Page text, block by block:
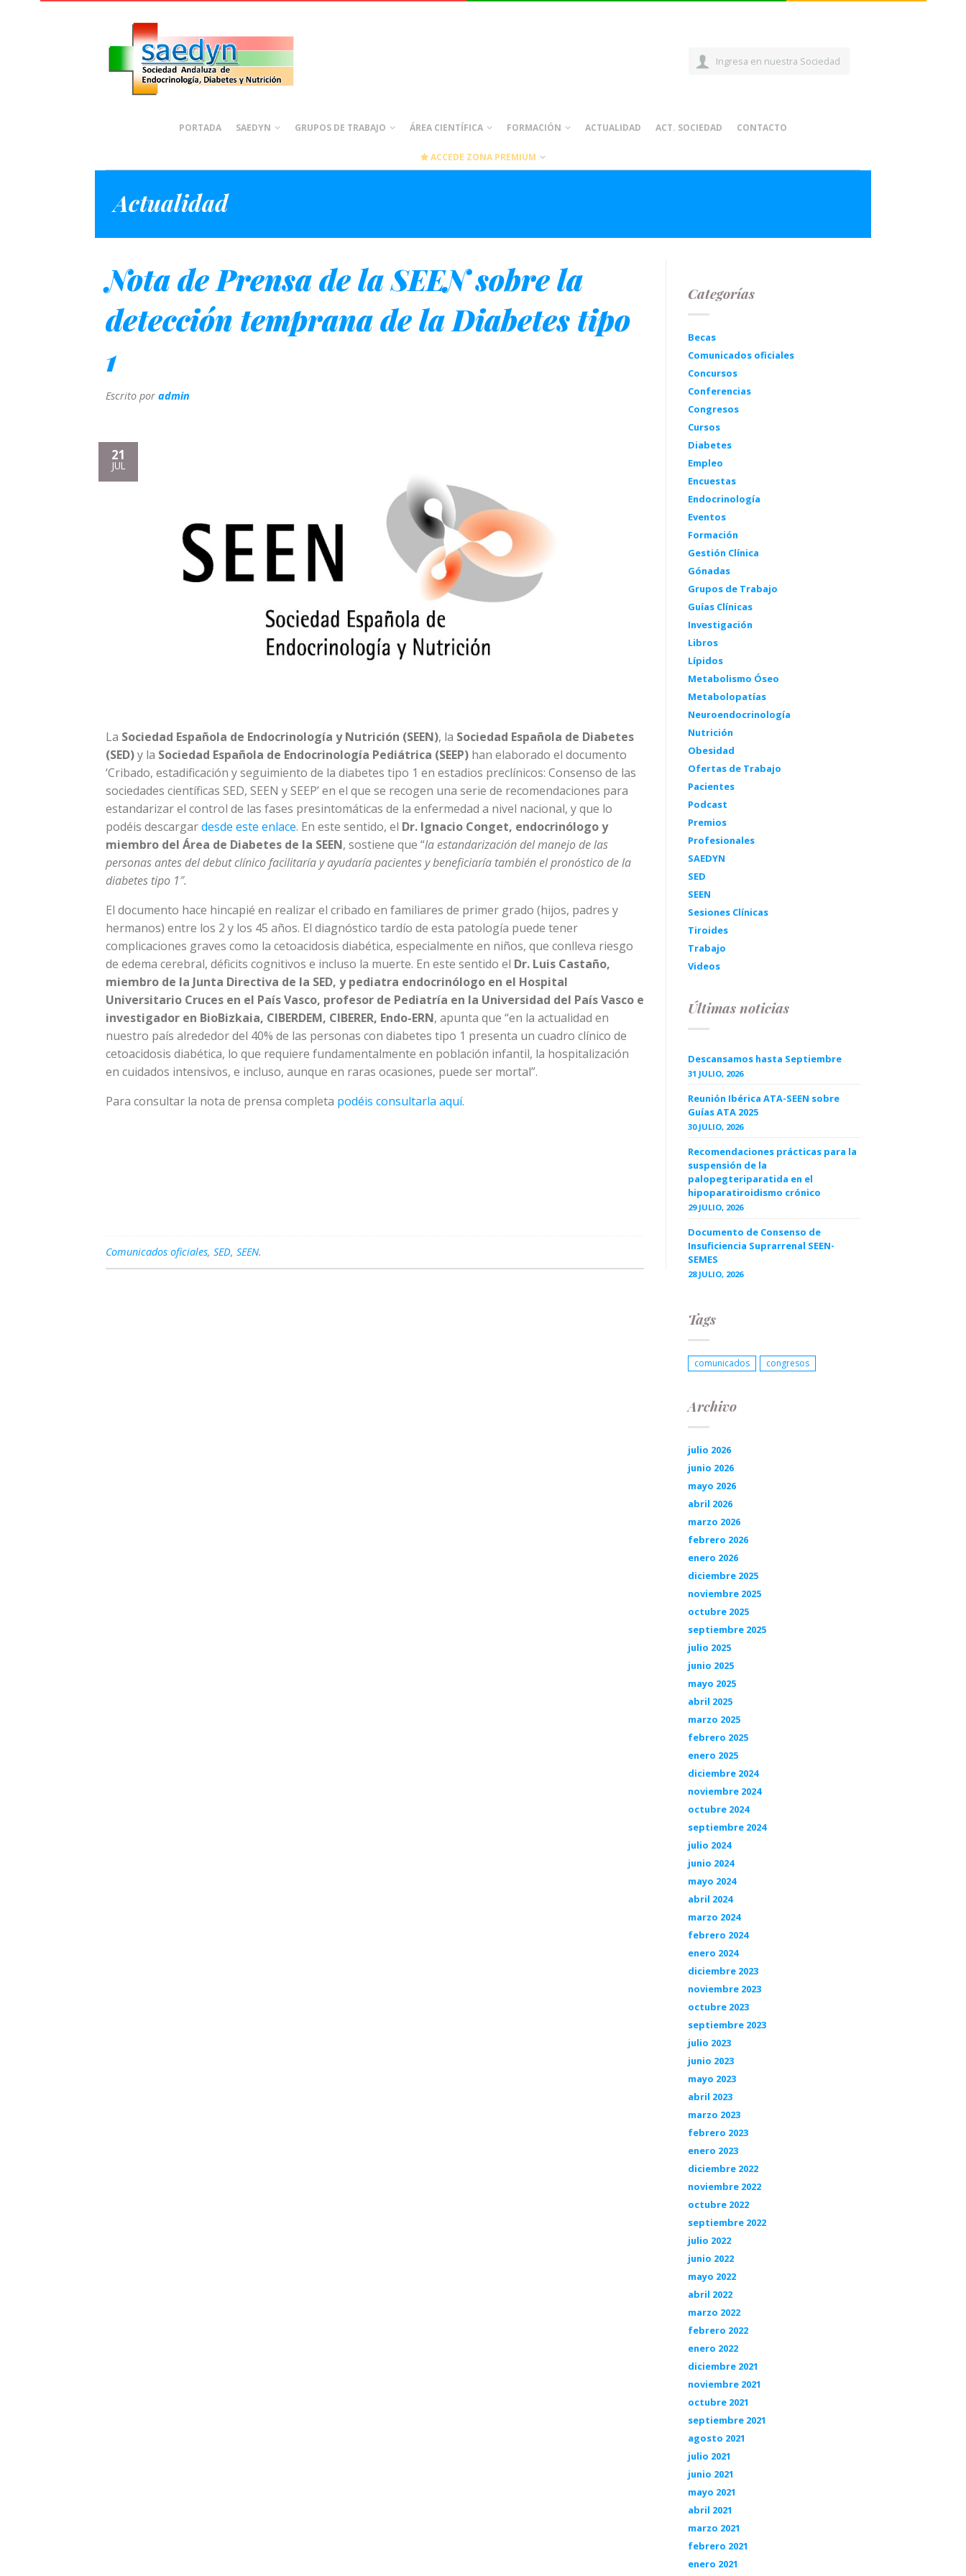
Ingresa en nuestra Sociedad
PORTADA SAEDYN GRUPOS DE TRABAJO ÁREA CIENTÍFICA FORMACIÓN ACTUALIDAD ACT. SOCIEDAD CONTACTO
ACCEDE ZONA PREMIUM
Actualidad
Nota de Prensa de la SEEN sobre la
detección temprana de la Diabetes tipo
1
Escrito por admin
21
JUL
La Sociedad Española de Endocrinología y Nutrición (SEEN), la Sociedad Española de Diabetes
(SED)y la Sociedad Española de Endocrinología Pediátrica (SEEP) han elaborado el documento
‘Cribado, estadificación y seguimiento de la diabetes tipo 1 en estadios preclínicos: Consenso de las
sociedades científicas SED, SEEN y SEEP’ en el que se recogen una serie de recomendaciones para
estandarizar el control de las fases presintomáticas de la enfermedad a nivel nacional, y que lo
podéis descargardesde este enlace. En este sentido, el Dr. Ignacio Conget, endocrinólogo y
miembro del Área de Diabetes de la SEEN, sostiene que “la estandarización del manejo de las
personas antes del debut clínico facilitaría y ayudaría pacientes y beneficiaría también el pronóstico de la
diabetes tipo 1″.
El documento hace hincapié en realizar el cribado en familiares de primer grado (hijos, padres y
hermanos) entre los 2 y los 45 años. El diagnóstico tardío de esta patología puede tener
complicaciones graves como la cetoacidosis diabética, especialmente en niños, que conlleva riesgo
de edema cerebral, déficits cognitivos e incluso la muerte. En este sentido el Dr. Luis Castaño,
miembro de la Junta Directiva de la SED, y pediatra endocrinólogo en el Hospital
Universitario Cruces en el País Vasco, profesor de Pediatría en la Universidad del País Vasco e
investigador en BioBizkaia, CIBERDEM, CIBERER, Endo-ERN, apunta que “en la actualidad en
nuestro país alrededor del 40% de las personas con diabetes tipo 1 presenta un cuadro clínico de
cetoacidosis diabética, lo que requiere fundamentalmente en población infantil, la hospitalización
en cuidados intensivos, e incluso, aunque en raras ocasiones, puede ser mortal”.
Para consultar la nota de prensa completa podéis consultarla aquí.
Comunicados oficiales, SED, SEEN.
Categorías
Becas
Comunicados oficiales
Concursos
Conferencias
Congresos
Cursos
Diabetes
Empleo
Encuestas
Endocrinología
Eventos
Formación
Gestión Clínica
Gónadas
Grupos de Trabajo
Guías Clínicas
Investigación
Libros
Lípidos
Metabolismo Óseo
Metabolopatías
Neuroendocrinología
Nutrición
Obesidad
Ofertas de Trabajo
Pacientes
Podcast
Premios
Profesionales
SAEDYN
SED
SEEN
Sesiones Clínicas
Tiroides
Trabajo
Videos
Últimas noticias
Descansamos hasta Septiembre
31 JULIO, 2026
Reunión Ibérica ATA-SEEN sobre
Guías ATA 2025
30 JULIO, 2026
Recomendaciones prácticas para la
suspensión de la
palopegteriparatida en el
hipoparatiroidismo crónico
29 JULIO, 2026
Documento de Consenso de
Insuficiencia Suprarrenal SEEN-
SEMES
28 JULIO, 2026
Tags
comunicados congresos
Archivo
julio 2026
junio 2026
mayo 2026
abril 2026
marzo 2026
febrero 2026
enero 2026
diciembre 2025
noviembre 2025
octubre 2025
septiembre 2025
julio 2025
junio 2025
mayo 2025
abril 2025
marzo 2025
febrero 2025
enero 2025
diciembre 2024
noviembre 2024
octubre 2024
septiembre 2024
julio 2024
junio 2024
mayo 2024
abril 2024
marzo 2024
febrero 2024
enero 2024
diciembre 2023
noviembre 2023
octubre 2023
septiembre 2023
julio 2023
junio 2023
mayo 2023
abril 2023
marzo 2023
febrero 2023
enero 2023
diciembre 2022
noviembre 2022
octubre 2022
septiembre 2022
julio 2022
junio 2022
mayo 2022
abril 2022
marzo 2022
febrero 2022
enero 2022
diciembre 2021
noviembre 2021
octubre 2021
septiembre 2021
agosto 2021
julio 2021
junio 2021
mayo 2021
abril 2021
marzo 2021
febrero 2021
enero 2021